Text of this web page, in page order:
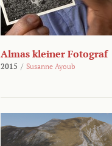
Almas kleiner Fotograf
2015 / Susanne Ayoub